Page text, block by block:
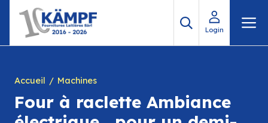
contenu
Login
Accueil Machines
Four à raclette Ambiance